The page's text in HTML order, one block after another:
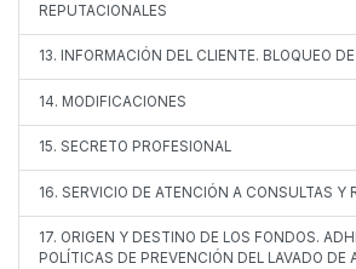
REPUTACIONALES
13. INFORMACIÓN DEL CLIENTE. BLOQUEO
14. MODIFICACIONES
15. SECRETO PROFESIONAL
16. SERVICIO DE ATENCIÓN A CONSULTAS Y
17. ORIGEN Y DESTINO DE LOS FONDOS.
POLÍTICAS DE PREVENCIÓN DEL LAVADO DE